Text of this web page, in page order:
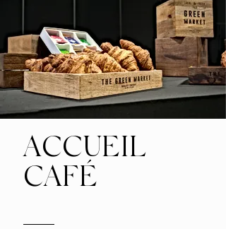
ACCUEIL
CAFÉ